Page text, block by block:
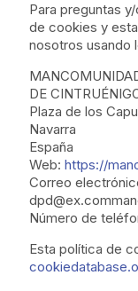
Para preguntas
de cookies y
nosotros usando
DE
Plaza de los
Navarra
España
Web: https://
Correo
dpd@ex.com
Número de
Esta política de